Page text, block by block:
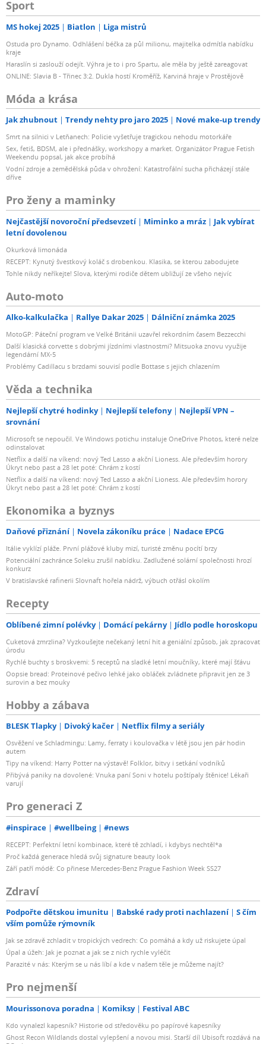
Sport
MS hokej 2025 Biatlon Liga mistrů
Ostuda pro Dynamo. Odhlášení béčka za půl milionu, majitelka odmítla nabídku
kraje
Haraslín si zaslouží odejít. Výhra je to i pro Spartu, ale měla by ještě zareagovat
ONLINE: Slavia B - Třinec 3:2. Dukla hostí Kroměříž, Karviná hraje v Prostějově
Móda a krása
Jak zhubnout Trendy nehty pro jaro 2025 Nové make-up trendy
Smrt na silnici v Letňanech: Policie vyšetřuje tragickou nehodu motorkáře
Sex, fetiš, BDSM, ale i přednášky, workshopy a market. Organizátor Prague Fetish
Weekendu popsal, jak akce probíhá
Vodní zdroje a zemědělská půda v ohrožení: Katastrofální sucha přicházejí stále
dříve
Pro ženy a maminky
Nejčastější novoroční předsevzetí Miminko a mráz
Jak vybírat
letní dovolenou
Okurková limonáda
RECEPT: Kynutý švestkový koláč s drobenkou. Klasika, se kterou zabodujete
Tohle nikdy neříkejte! Slova, kterými rodiče dětem ubližují ze všeho nejvíc
Auto-moto
Alko-kalkulačka Rallye Dakar 2025 Dálniční známka 2025
MotoGP: Páteční program ve Velké Británii uzavřel rekordním časem Bezzecchi
Další klasická corvette s dobrými jízdními vlastnostmi? Mitsuoka znovu využije
legendární MX-5
Problémy Cadillacu s brzdami souvisí podle Bottase s jejich chlazením
Věda a technika
Nejlepší chytré hodinky Nejlepší telefony
Nejlepší VPN –
srovnání
Microsoft se nepoučil. Ve Windows potichu instaluje OneDrive Photos, které nelze
odinstalovat
Netflix a další na víkend: nový Ted Lasso a akční Lioness. Ale především horory
Úkryt nebo past a 28 let poté: Chrám z kostí
Netflix a další na víkend: nový Ted Lasso a akční Lioness. Ale především horory
Úkryt nebo past a 28 let poté: Chrám z kostí
Ekonomika a byznys
Daňové přiznání Novela zákoníku práce Nadace EPCG
Itálie vyklízí pláže. První plážové kluby mizí, turisté změnu pocítí brzy
Potenciální zachránce Soleku zrušil nabídku. Zadlužené solární společnosti hrozí
konkurz
V bratislavské rafinerii Slovnaft hořela nádrž, výbuch otřásl okolím
Recepty
Oblíbené zimní polévky Domácí pekárny Jídlo podle horoskopu
Cuketová zmrzlina? Vyzkoušejte nečekaný letní hit a geniální způsob, jak zpracovat
úrodu
Rychlé buchty s broskvemi: 5 receptů na sladké letní moučníky, které mají šťávu
Oopsie bread: Proteinové pečivo lehké jako obláček zvládnete připravit jen ze 3
surovin a bez mouky
Hobby a zábava
BLESK Tlapky Divoký kačer Netflix filmy a seriály
Osvěžení ve Schladmingu: Lamy, ferraty i koulovačka v létě jsou jen pár hodin
autem
Tipy na víkend: Harry Potter na výstavě! Folklor, bitvy i setkání vodníků
Přibývá paniky na dovolené: Vnuka paní Soni v hotelu poštípaly štěnice! Lékaři
varují
Pro generaci Z
#inspirace #wellbeing #news
RECEPT: Perfektní letní kombinace, které tě zchladí, i kdybys nechtěl*a
Proč každá generace hledá svůj signature beauty look
Září patří módě: Co přinese Mercedes-Benz Prague Fashion Week SS27
Zdraví
Podpořte dětskou imunitu Babské rady proti nachlazení
S čím
vším pomůže rýmovník
Jak se zdravě zchladit v tropických vedrech: Co pomáhá a kdy už riskujete úpal
Úpal a úžeh: Jak je poznat a jak se z nich rychle vyléčit
Parazité v nás: Kterým se u nás líbí a kde v našem těle je můžeme najít?
Pro nejmenší
Mourissonova poradna Komiksy Festival ABC
Kdo vynalezl kapesník? Historie od středověku po papírové kapesníky
Ghost Recon Wildlands dostal vylepšení a novou misi. Starší díl Ubisoft rozdává na